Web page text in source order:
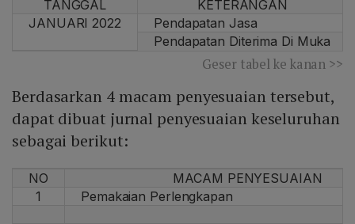
TANGGAL
KETERANGAN
JANUARI 2022
Pendapatan Jasa
Pendapatan Diterima Di Muka
Geser tabel ke kanan >>
Berdasarkan 4 macam penyesuaian tersebut,
dapat dibuat jurnal penyesuaian keseluruhan
sebagai berikut:
NO
MACAM PENYESUAIAN
1
Pemakaian Perlengkapan